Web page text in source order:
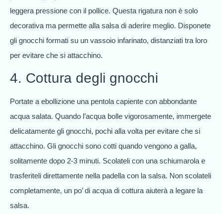
leggera pressione con il pollice. Questa rigatura non è solo
decorativa ma permette alla salsa di aderire meglio. Disponete
gli gnocchi formati su un vassoio infarinato, distanziati tra loro
per evitare che si attacchino.
4. Cottura degli gnocchi
Portate a ebollizione una pentola capiente con abbondante
acqua salata. Quando l’acqua bolle vigorosamente, immergete
delicatamente gli gnocchi, pochi alla volta per evitare che si
attacchino. Gli gnocchi sono cotti quando vengono a galla,
solitamente dopo 2-3 minuti. Scolateli con una schiumarola e
trasferiteli direttamente nella padella con la salsa. Non scolateli
completamente, un po’ di acqua di cottura aiuterà a legare la
salsa.